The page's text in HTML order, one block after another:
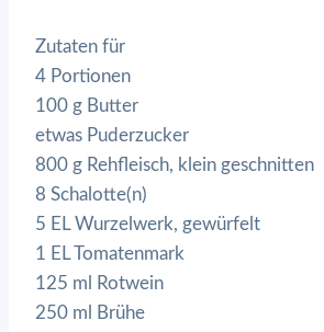
Zutaten für
4 Portionen
100 g Butter
etwas Puderzucker
800 g Rehfleisch, klein geschnitten
8 Schalotte(n)
5 EL Wurzelwerk, gewürfelt
1 EL Tomatenmark
125 ml Rotwein
250 ml Brühe